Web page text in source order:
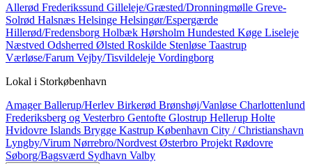
Allerød Frederikssund Gilleleje/Græsted/Dronningmølle Greve-
Solrød Halsnæs Helsinge Helsingør/Espergærde
Hillerød/Fredensborg Holbæk Hørsholm Hundested Køge Liseleje
Næstved Odsherred Ølsted Roskilde Stenløse Taastrup
Værløse/Farum Vejby/Tisvildeleje Vordingborg
Lokal i Storkøbenhavn
AmagerBallerup/Herlev Birkerød Brønshøj/Vanløse Charlottenlund
Frederiksberg og Vesterbro Gentofte Glostrup Hellerup Holte
Hvidovre Islands Brygge Kastrup København City / Christianshavn
Lyngby/Virum Nørrebro/Nordvest Østerbro Projekt Rødovre
Søborg/Bagsværd Sydhavn Valby